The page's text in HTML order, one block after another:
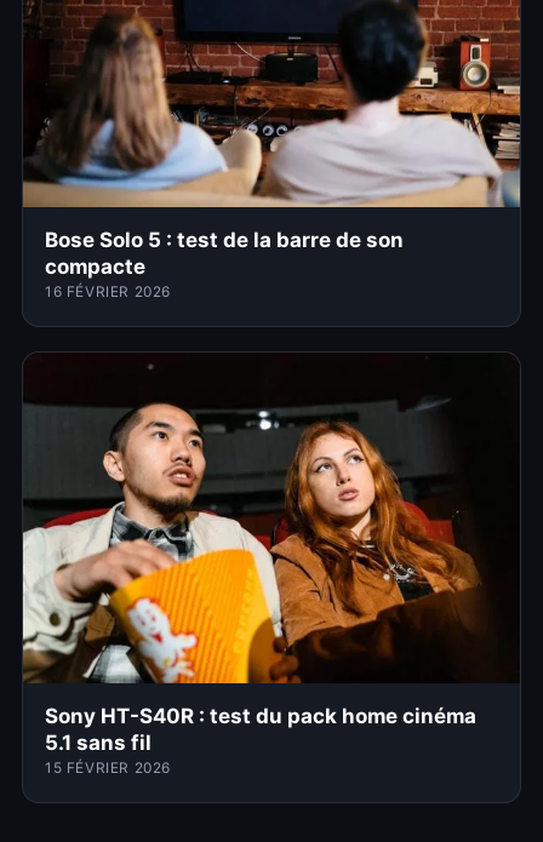
Bose Solo 5 : test de la barre de son
compacte
16 FÉVRIER 2026
Sony HT-S40R : test du pack home cinéma
5.1 sans fil
15 FÉVRIER 2026